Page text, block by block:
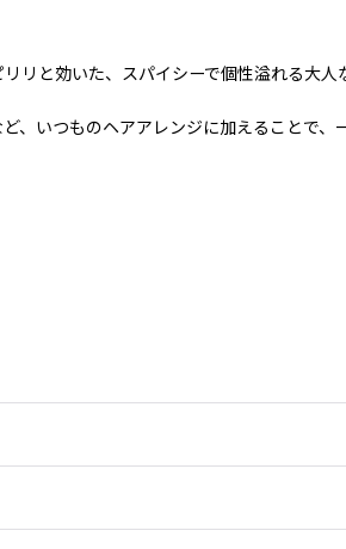
リと効いた、スパイシーで個性溢れる大人
いつものヘアアレンジに加えることで、